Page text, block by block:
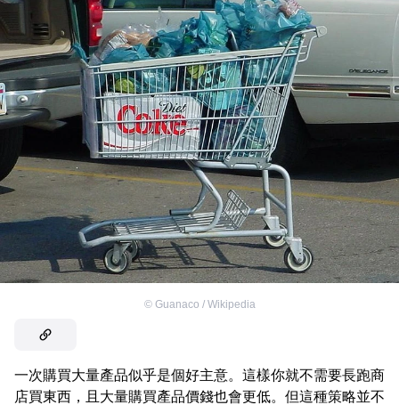
© Guanaco / Wikipedia
一次購買大量產品似乎是個好主意。這樣你就不需要長跑商
店買東西，且大量購買產品價錢也會更低。但這種策略並不